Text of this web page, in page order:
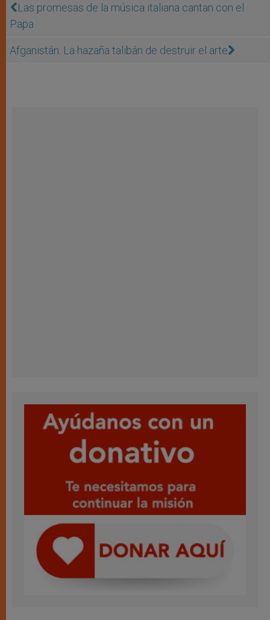
Las promesas de la música italiana cantan con el
Papa
Afganistán: La hazaña talibán de destruir el arte